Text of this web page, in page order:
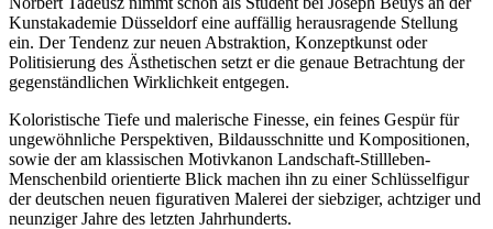
Kunstakademie Düsseldorf eine auffällig herausragende Stellung
ein. Der Tendenz zur neuen Abstraktion, Konzeptkunst oder
Politisierung des Ästhetischen setzt er die genaue Betrachtung der
gegenständlichen Wirklichkeit entgegen.
Koloristische Tiefe und malerische Finesse, ein feines Gespür für
ungewöhnliche Perspektiven, Bildausschnitte und Kompositionen,
sowie der am klassischen Motivkanon Landschaft-Stillleben-
Menschenbild orientierte Blick machen ihn zu einer Schlüsselfigur
der deutschen neuen figurativen Malerei der siebziger, achtziger und
neunziger Jahre des letzten Jahrhunderts.